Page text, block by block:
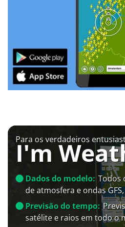
Para os verdadeiros
I'm
Dados do modelo: Todos
de atmosfera e ondas GFS,
Previsão do tempo:
satélite e raios em todo o